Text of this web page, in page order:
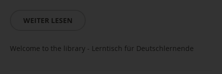
WEITER LESEN
Welcome to the library - Lerntisch für Deutschlernende